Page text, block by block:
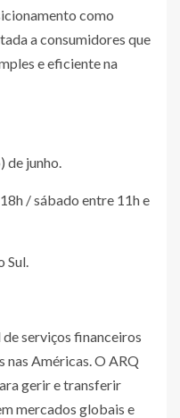
como
a consumidores que
e eficiente na
junho.
/ sábado entre 11h e
Sul.
serviços financeiros
nas Américas. O ARQ
gerir e transferir
mercados globais e